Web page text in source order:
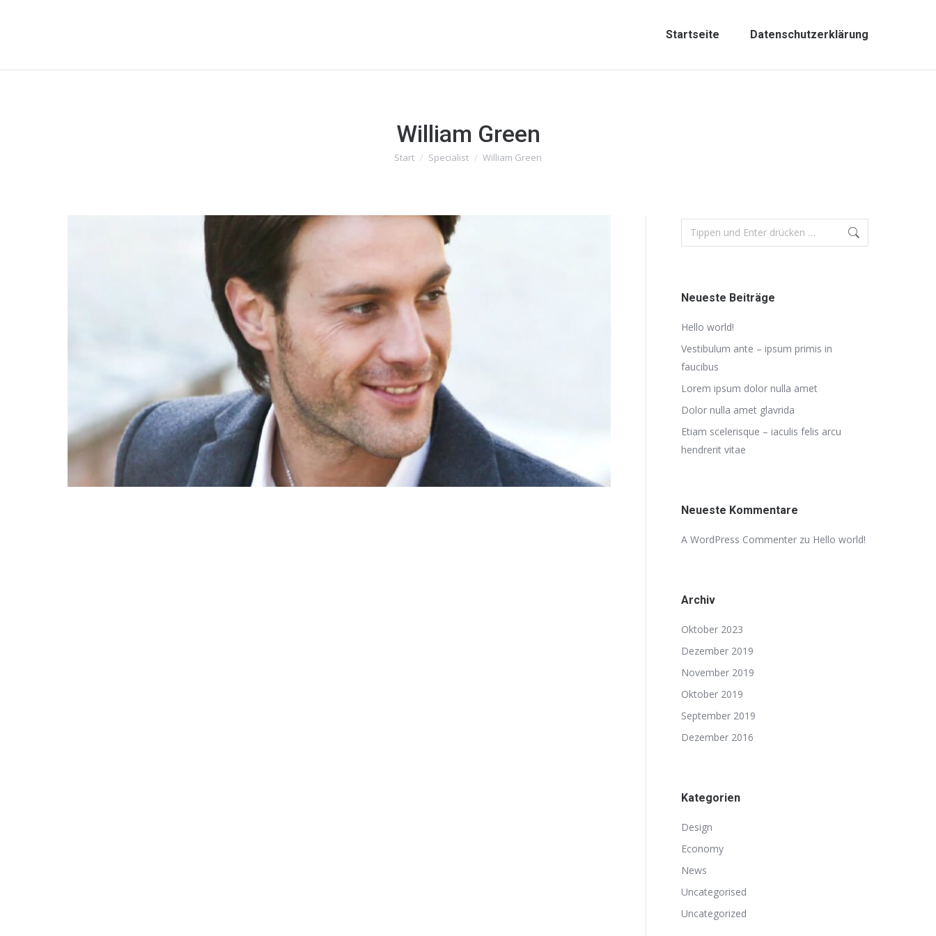
Startseite Datenschutzerklärung
William Green
Sie befinden sich hier:
Start Specialist William Green
Neueste Beiträge
Hello world!
Vestibulum ante – ipsum primis in
faucibus
Lorem ipsum dolor nulla amet
Dolor nulla amet glavrida
Etiam scelerisque – iaculis felis arcu
hendrerit vitae
Neueste Kommentare
A WordPress Commenter zu Hello world!
Archiv
Oktober 2023
Dezember 2019
November 2019
Oktober 2019
September 2019
Dezember 2016
Kategorien
Design
Economy
News
Uncategorised
Uncategorized